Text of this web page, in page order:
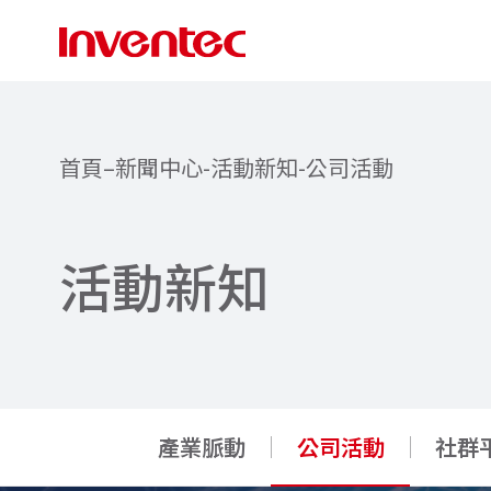
首頁–新聞中心-活動新知-公司活動
活動新知
產業脈動 公司活動 社群